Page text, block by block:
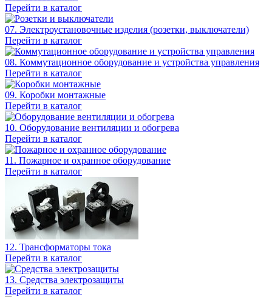
Перейти в каталог
07. Электроустановочные изделия (розетки, выключатели)
Перейти в каталог
08. Коммутационное оборудование и устройства управления
Перейти в каталог
09. Коробки монтажные
Перейти в каталог
10. Оборудование вентиляции и обогрева
Перейти в каталог
11. Пожарное и охранное оборудование
Перейти в каталог
12. Трансформаторы тока
Перейти в каталог
13. Средства электрозащиты
Перейти в каталог